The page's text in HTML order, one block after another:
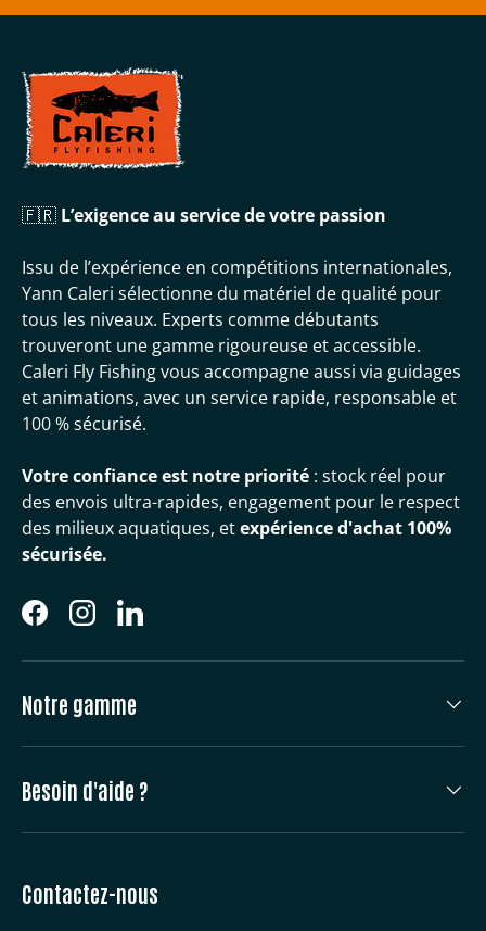
🇫🇷 L’exigence au service de votre passion
Issu de l’expérience en compétitions internationales,
Yann Caleri sélectionne du matériel de qualité pour
tous les niveaux. Experts comme débutants
trouveront une gamme rigoureuse et accessible.
Caleri Fly Fishing vous accompagne aussi via guidages
et animations, avec un service rapide, responsable et
100 % sécurisé.
Votre confiance est notre priorité : stock réel pour
des envois ultra-rapides, engagement pour le respect
des milieux aquatiques, etexpérience d'achat 100%
sécurisée.
FacebookInstagramLinkedIn
Notre gamme
Besoin d'aide ?
Contactez-nous